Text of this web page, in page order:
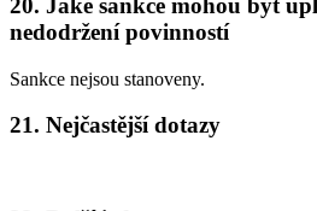
20. Jaké sankce mohou být
nedodržení povinností
Sankce nejsou stanoveny.
21. Nejčastější dotazy